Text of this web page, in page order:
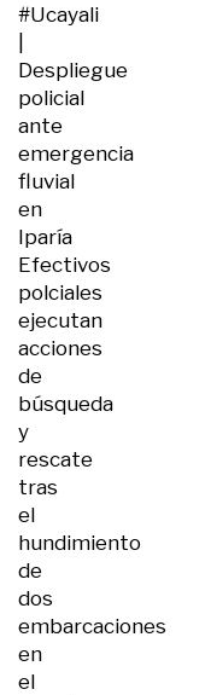
#Ucayali
Despliegue
policial
ante
emergencia
fluvial
en
Iparía
Efectivos
polciales
ejecutan
acciones
de
búsqueda
y
rescate
tras
el
hundimiento
de
dos
embarcaciones
en
el